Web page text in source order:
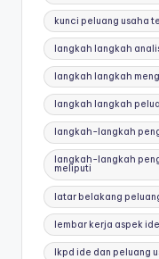
kunci peluang usaha
langkah langkah
langkah langkah
langkah langkah
langkah-langkah
langkah-langkah
meliputi
latar belakang
lembar kerja aspek
lkpd ide dan peluang